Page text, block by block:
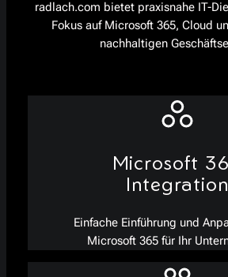
radlach.com bietet praxisnahe IT-
Fokus auf Microsoft 365, Cloud
nachhaltigen
Microsoft
Integration
Einfache Einführung und
Microsoft 365 für Ihr